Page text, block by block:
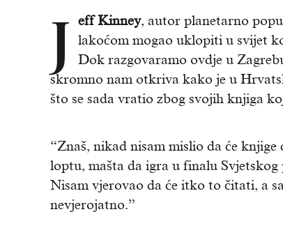
J eff Kinney, autor planetarno
lakoćom mogao uklopiti u svijet
Dok razgovaramo ovdje u
skromno nam otkriva kako je u
što se sada vratio zbog svojih knjiga
“Znaš, nikad nisam mislio da će
loptu, mašta da igra u finalu
Nisam vjerovao da će itko to čitati, a
nevjerojatno.”